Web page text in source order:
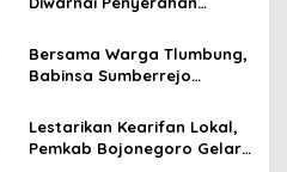
Keluarga Kurang Mampu
Bersama Warga Tlumbung,
Babinsa Sumberrejo
Area Makam
Lestarikan Kearifan Lokal,
Pemkab Bojonegoro Gelar